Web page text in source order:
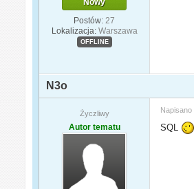
Postów: 27
Lokalizacja: Warszawa
OFFLINE
N3o
Życzliwy
Autor tematu
Napisano
SQL